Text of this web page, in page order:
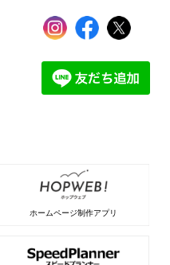
ホームページ制作アプリ